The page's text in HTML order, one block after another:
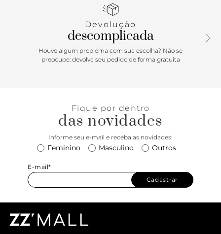
apareceu nos pés de Jeff Spiccoli, personagem interpretado
1982, tornando-se um dos maiores ícones da Vans. O Tênis
Slip-On 2-tone Heritage Blue possui perfil baixo, cabedal de
lona têxtil resistente, cano acolchoado, elástico nas laterais,
viras laterais de borracha na cor branca com biqueiras
Devolução
descomplicada
Houve algum problema com sua escolha? Não se
preocupe: devolva seu pedido de forma gratuita
Fique por dentro
das novidades
Informe seu e-mail e receba as novidades!
Feminino Masculino Outros
E-mail*
Cadastrar